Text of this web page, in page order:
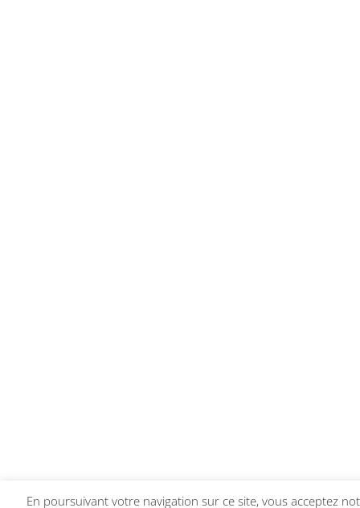
En poursuivant votre navigation sur ce site, vous acceptez